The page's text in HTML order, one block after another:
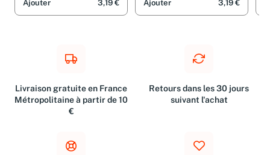
Ajouter 3,19 € Ajouter 3,19 €
Livraison gratuite en France
Métropolitaine à partir de 10
€
Retours dans les 30 jours
suivant l'achat